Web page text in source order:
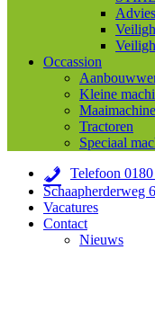
Occassion
Kleine
Tractoren
Speciaal
Telefoon
Schaapherderweg
Vacatures
Contact
Nieuws